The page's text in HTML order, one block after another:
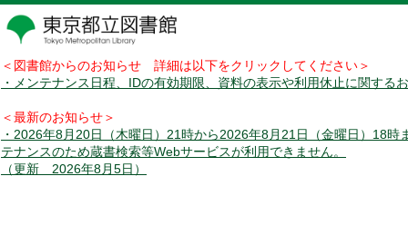
＜図書館からのお知らせ 詳細は以下をクリックしてください＞
・メンテナンス日程、IDの有効期限、資料の表示や利用休止に関する
＜最新のお知らせ＞
・2026年8月20日（木曜日）21時から2026年8月21日（金曜日）18時
テナンスのため蔵書検索等Webサービスが利用できません。
（更新 2026年8月5日）